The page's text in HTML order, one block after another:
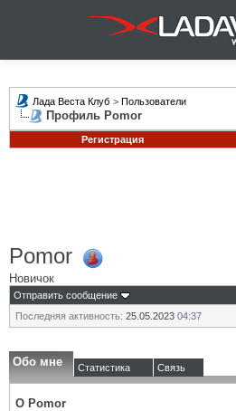
Лада Веста Клуб > Пользователи
Профиль Pomor
Регистрация
Pomor
Новичок
Отправить сообщение
Последняя активность: 25.05.2023 04:37
Обо мне Статистика Связь
О Pomor